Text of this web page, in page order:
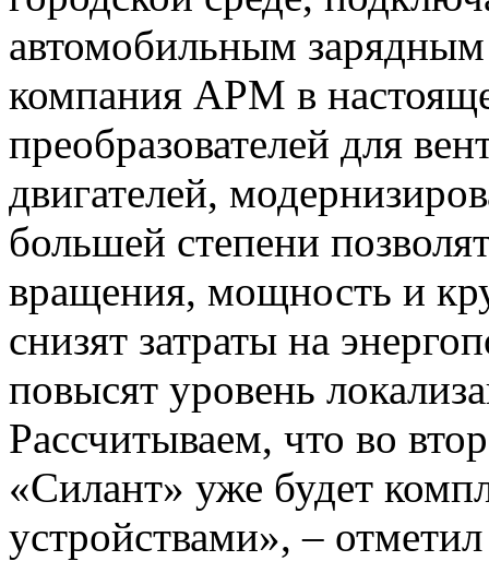
автомобильным
компания АРМ в
преобразователей для
двигателей,
большей степени
вращения, мощность и
снизят затраты на
повысят уровень
Рассчитываем, что во
«Силант» уже будет
устройствами», –